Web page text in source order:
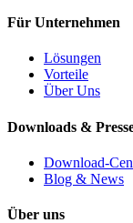
Für Unternehmen
Lösungen
Vorteile
Über Uns
Downloads &
Download-
Blog & News
Über uns